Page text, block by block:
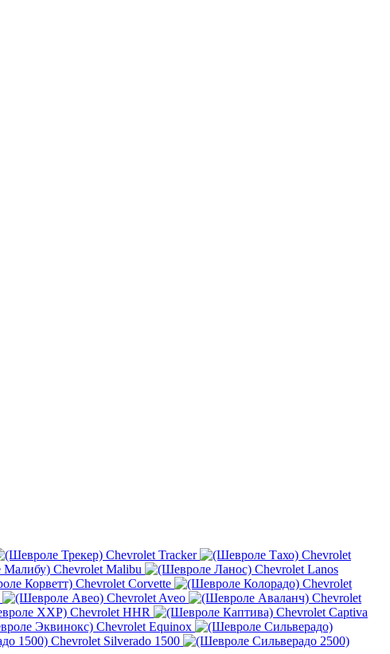
Chevrolet Tracker
Chevrolet
Chevrolet Malibu
Chevrolet Lanos
Chevrolet Corvette
Chevrolet
Chevrolet Aveo
Chevrolet
Chevrolet HHR
Chevrolet Captiva
Chevrolet Equinox
Chevrolet Silverado 1500